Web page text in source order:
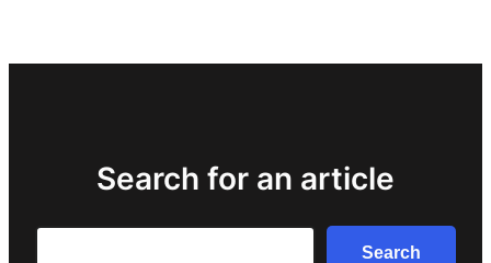
Search for an article
Search